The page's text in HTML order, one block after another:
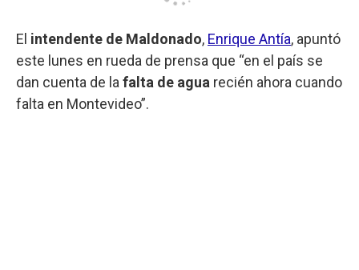
El intendente de Maldonado, Enrique Antía, apuntó
este lunes en rueda de prensa que “en el país se
dan cuenta de la falta de agua recién ahora cuando
falta en Montevideo”.